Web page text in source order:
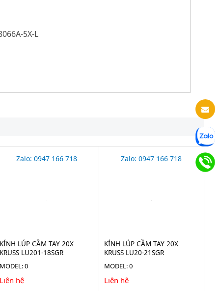
5X-L
Zalo: 0947 166 718
KÍNH LÚP CẦM TAY 20X
KRUSS LU201-18SGR
MODEL: 0
Liên hệ
Zalo: 0947 166 718
KÍNH LÚP CẦM TAY 20X
KRUSS LU20-21SGR
MODEL: 0
Liên hệ